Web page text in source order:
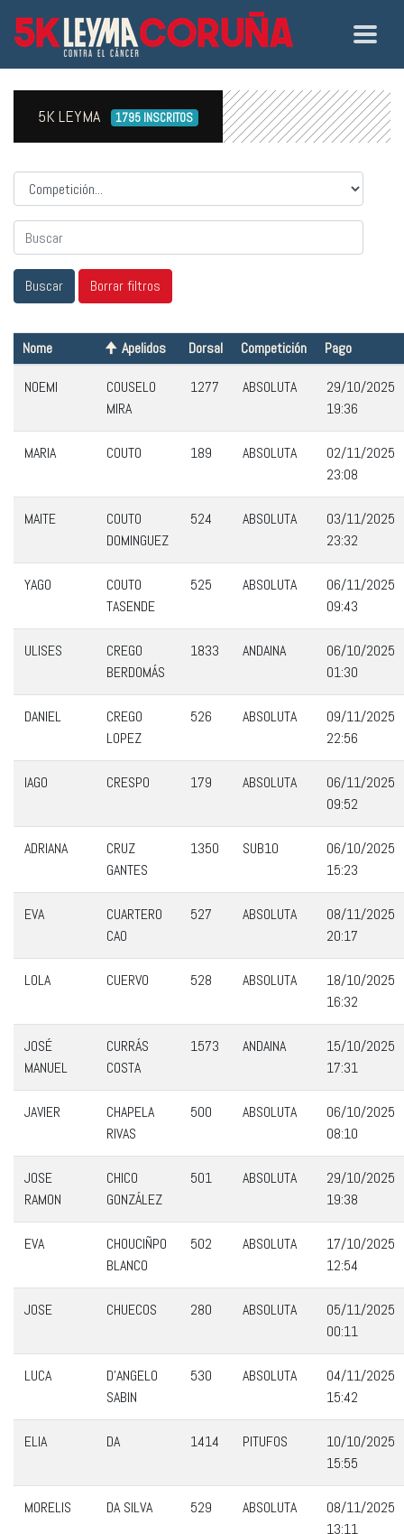
5K LEYMA 1795 INSCRITOS
Competicion
Nome Apelidos Dorsal Competición Pago
NOEMI
COUSELO
MIRA
1277 ABSOLUTA
29/10/2025
19:36
MARIA COUTO 189 ABSOLUTA
02/11/2025
23:08
MAITE
COUTO
DOMINGUEZ
524 ABSOLUTA
03/11/2025
23:32
YAGO
COUTO
TASENDE
525 ABSOLUTA
06/11/2025
09:43
ULISES
CREGO
BERDOMÁS
1833 ANDAINA
06/10/2025
01:30
DANIEL
CREGO
LOPEZ
526 ABSOLUTA
09/11/2025
22:56
IAGO CRESPO 179 ABSOLUTA
06/11/2025
09:52
ADRIANA
CRUZ
GANTES
1350 SUB10
06/10/2025
15:23
EVA
CUARTERO
CAO
527 ABSOLUTA
08/11/2025
20:17
LOLA CUERVO 528 ABSOLUTA
18/10/2025
16:32
JOSÉ
MANUEL
CURRÁS
COSTA
1573 ANDAINA
15/10/2025
17:31
JAVIER
CHAPELA
RIVAS
500 ABSOLUTA
06/10/2025
08:10
JOSE
RAMON
CHICO
GONZÁLEZ
501 ABSOLUTA
29/10/2025
19:38
EVA
CHOUCIÑPO
BLANCO
502 ABSOLUTA
17/10/2025
12:54
JOSE CHUECOS 280 ABSOLUTA
05/11/2025
00:11
LUCA
D'ANGELO
SABIN
530 ABSOLUTA
04/11/2025
15:42
ELIA DA 1414 PITUFOS
10/10/2025
15:55
MORELIS DA SILVA 529 ABSOLUTA
08/11/2025
13:11